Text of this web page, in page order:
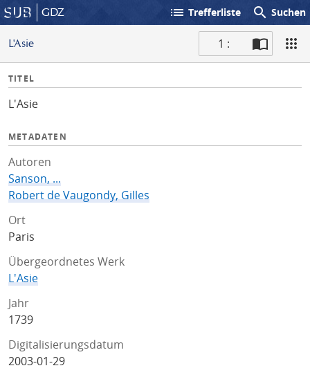
GDZ list Trefferliste search Suchen
L'Asie 1 :
I
f
TITEL
L'Asie
METADATEN
Autoren
Sanson, ...
Robert de Vaugondy, Gilles
Ort
Paris
Übergeordnetes Werk
L'Asie
Jahr
1739
Digitalisierungsdatum
2003-01-29